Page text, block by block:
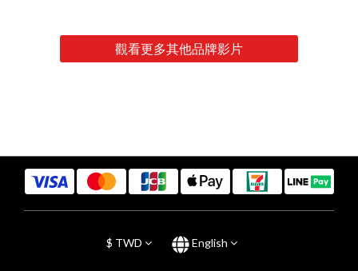
觀看更多其他品牌影片
$ TWD English